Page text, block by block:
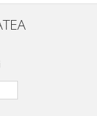
scurgeri. O
zilnic la
foarte